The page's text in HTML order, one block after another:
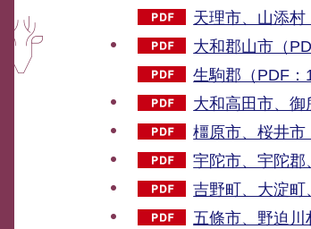
天理市、山添村
大和郡山市（
生駒郡（PDF：
大和高田市、御
橿原市、桜井市
宇陀市、宇陀郡
吉野町、大淀町
五條市、野迫川